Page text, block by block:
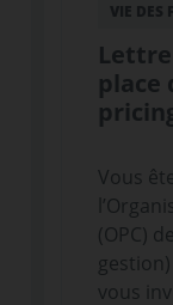
VIE DES
place
Vous
(OPC)
vous